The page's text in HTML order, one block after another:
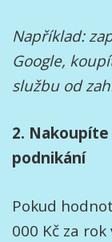
Například:
Google,
službu od
2. Nakoupíte
podnikání
Pokud
000 Kč za rok